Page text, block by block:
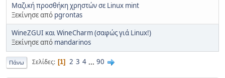
Μαζική προσθήκη χρηστών σε Linux mint
Ξεκίνησε από pgrontas
WineZGUI και WineCharm (σαφώς γιά Linux!)
Ξεκίνησε από mandarinos
Πάνω Σελίδες 1 2 3 4 ... 90